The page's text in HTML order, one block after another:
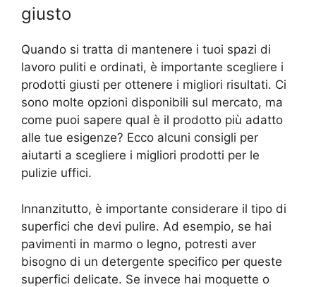
giusto
Quando si tratta di mantenere i tuoi spazi di
lavoro puliti e ordinati, è importante scegliere i
prodotti giusti per ottenere i migliori risultati. Ci
sono molte opzioni disponibili sul mercato, ma
come puoi sapere qual è il prodotto più adatto
alle tue esigenze? Ecco alcuni consigli per
aiutarti a scegliere i migliori prodotti per le
pulizie uffici.
Innanzitutto, è importante considerare il tipo di
superfici che devi pulire. Ad esempio, se hai
pavimenti in marmo o legno, potresti aver
bisogno di un detergente specifico per queste
superfici delicate. Se invece hai moquette o